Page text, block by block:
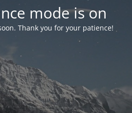
mode is on
Thank you for your patience!